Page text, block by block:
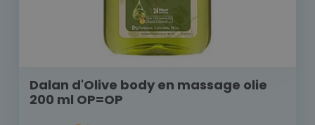
Dalan d'Olive body en massage olie
200 ml OP=OP